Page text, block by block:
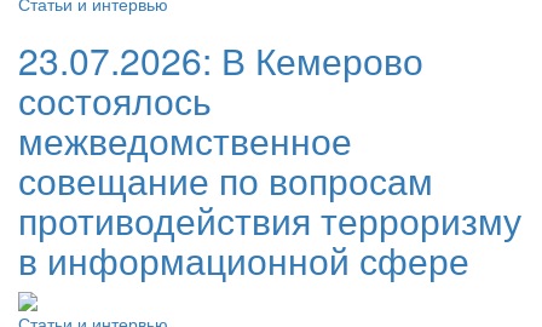
23.07.2026: В Кемерово
состоялось
межведомственное
совещание по вопросам
противодействия терроризму
в информационной сфере